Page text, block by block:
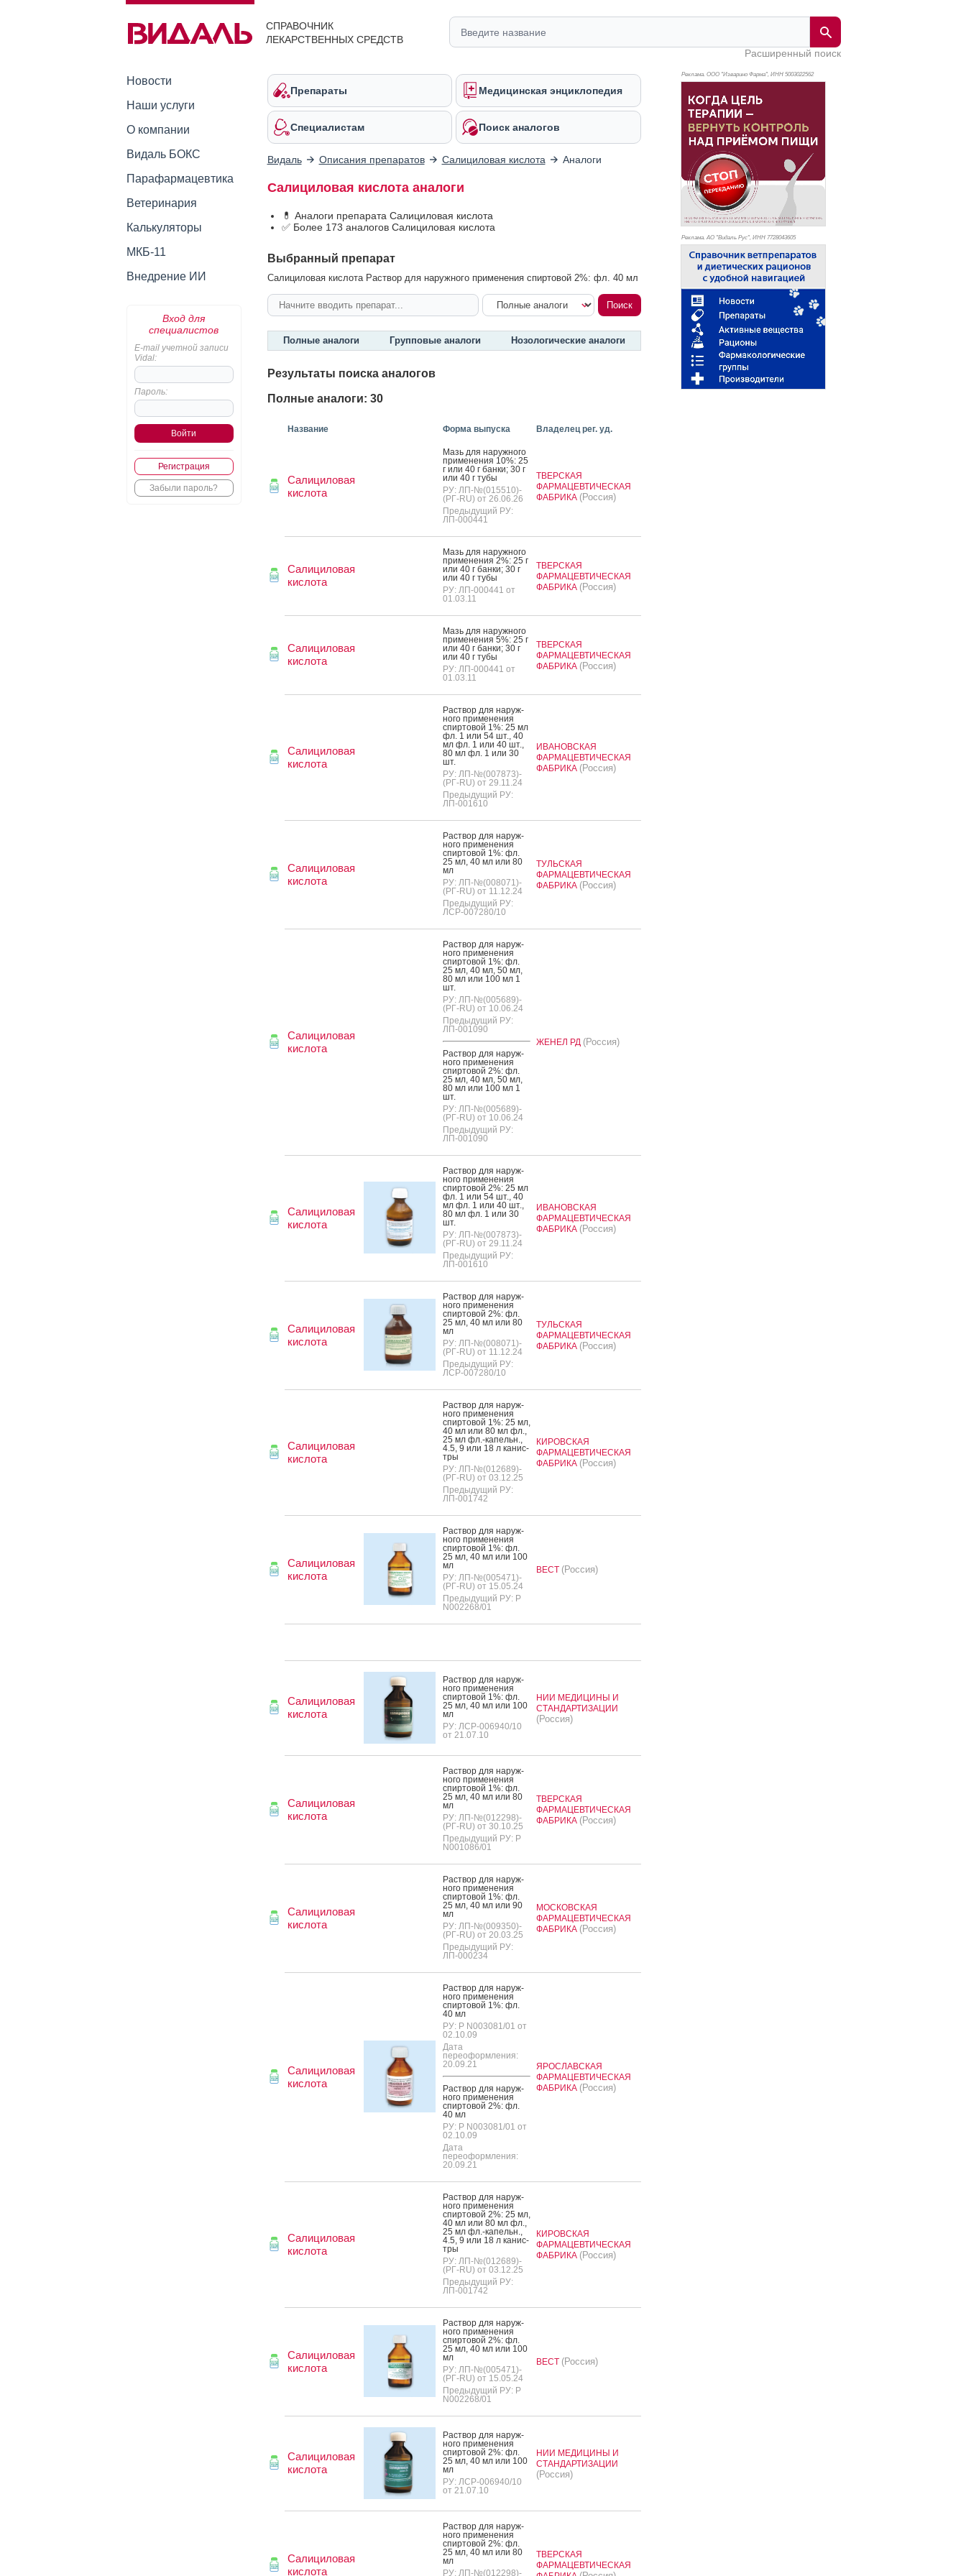
СПРАВОЧНИК
ЛЕКАРСТВЕННЫХ СРЕДСТВ
Расширенный поиск
Новости
Наши услуги
О компании
Видаль БОКС
Парафармацевтика
Ветеринария
Калькуляторы
МКБ-11
Внедрение ИИ
Вход для
специалистов
E-mail учетной записи
Vidal:
Пароль:
Регистрация
Забыли пароль?
Препараты Медицинская энциклопедия
Специалистам Поиск аналогов
Видаль Описания препаратов Салициловая кислота Аналоги
Салициловая кислота аналоги
💊 Аналоги препарата Салициловая кислота
✅ Более 173 аналогов Салициловая кислота
Выбранный препарат
Салициловая кислота Раствор для наружного применения спиртовой 2%: фл. 40 мл
Полные аналоги Групповые аналоги Нозологические аналоги
Результаты поиска аналогов
Полные аналоги: 30
Название Форма выпуска Владелец рег. уд.
Салициловая
кислота
Мазь для на­руж­но­го
при­мене­ния 10%: 25
г или 40 г бан­ки; 30 г
или 40 г ту­бы
РУ: ЛП-№(015510)-
(РГ-RU) от 26.06.26
Предыдущий РУ:
ЛП-000441
ТВЕРСКАЯ
ФАРМАЦЕВТИЧЕСКАЯ
ФАБРИКА (Россия)
Салициловая
кислота
Мазь для на­руж­но­го
при­мене­ния 2%: 25 г
или 40 г бан­ки; 30 г
или 40 г ту­бы
РУ: ЛП-000441 от
01.03.11
ТВЕРСКАЯ
ФАРМАЦЕВТИЧЕСКАЯ
ФАБРИКА (Россия)
Салициловая
кислота
Мазь для на­руж­но­го
при­мене­ния 5%: 25 г
или 40 г бан­ки; 30 г
или 40 г ту­бы
РУ: ЛП-000441 от
01.03.11
ТВЕРСКАЯ
ФАРМАЦЕВТИЧЕСКАЯ
ФАБРИКА (Россия)
Салициловая
кислота
Рас­твор для на­руж­
но­го при­мене­ния
спир­то­вой 1%: 25 мл
фл. 1 или 54 шт., 40
мл фл. 1 или 40 шт.,
80 мл фл. 1 или 30
шт.
РУ: ЛП-№(007873)-
(РГ-RU) от 29.11.24
Предыдущий РУ:
ЛП-001610
ИВАНОВСКАЯ
ФАРМАЦЕВТИЧЕСКАЯ
ФАБРИКА (Россия)
Салициловая
кислота
Рас­твор для на­руж­
но­го при­мене­ния
спир­то­вой 1%: фл.
25 мл, 40 мл или 80
мл
РУ: ЛП-№(008071)-
(РГ-RU) от 11.12.24
Предыдущий РУ:
ЛСР-007280/10
ТУЛЬСКАЯ
ФАРМАЦЕВТИЧЕСКАЯ
ФАБРИКА (Россия)
Салициловая
кислота
Рас­твор для на­руж­
но­го при­мене­ния
спир­то­вой 1%: фл.
25 мл, 40 мл, 50 мл,
80 мл или 100 мл 1
шт.
РУ: ЛП-№(005689)-
(РГ-RU) от 10.06.24
Предыдущий РУ:
ЛП-001090
Рас­твор для на­руж­
но­го при­мене­ния
спир­то­вой 2%: фл.
25 мл, 40 мл, 50 мл,
80 мл или 100 мл 1
шт.
РУ: ЛП-№(005689)-
(РГ-RU) от 10.06.24
Предыдущий РУ:
ЛП-001090
ЖЕНЕЛ РД (Россия)
Салициловая
кислота
Рас­твор для на­руж­
но­го при­мене­ния
спир­то­вой 2%: 25 мл
фл. 1 или 54 шт., 40
мл фл. 1 или 40 шт.,
80 мл фл. 1 или 30
шт.
РУ: ЛП-№(007873)-
(РГ-RU) от 29.11.24
Предыдущий РУ:
ЛП-001610
ИВАНОВСКАЯ
ФАРМАЦЕВТИЧЕСКАЯ
ФАБРИКА (Россия)
Салициловая
кислота
Рас­твор для на­руж­
но­го при­мене­ния
спир­то­вой 2%: фл.
25 мл, 40 мл или 80
мл
РУ: ЛП-№(008071)-
(РГ-RU) от 11.12.24
Предыдущий РУ:
ЛСР-007280/10
ТУЛЬСКАЯ
ФАРМАЦЕВТИЧЕСКАЯ
ФАБРИКА (Россия)
Салициловая
кислота
Рас­твор для на­руж­
но­го при­мене­ния
спир­то­вой 1%: 25 мл,
40 мл или 80 мл фл.,
25 мл фл.-ка­пельн.,
4.5, 9 или 18 л ка­нис­
тры
РУ: ЛП-№(012689)-
(РГ-RU) от 03.12.25
Предыдущий РУ:
ЛП-001742
КИРОВСКАЯ
ФАРМАЦЕВТИЧЕСКАЯ
ФАБРИКА (Россия)
Салициловая
кислота
Рас­твор для на­руж­
но­го при­мене­ния
спир­то­вой 1%: фл.
25 мл, 40 мл или 100
мл
РУ: ЛП-№(005471)-
(РГ-RU) от 15.05.24
Предыдущий РУ: Р
N002268/01
ВЕСТ (Россия)
Салициловая
кислота
Рас­твор для на­руж­
но­го при­мене­ния
спир­то­вой 1%: фл.
25 мл, 40 мл или 100
мл
РУ: ЛСР-006940/10
от 21.07.10
НИИ МЕДИЦИНЫ И
СТАНДАРТИЗАЦИИ
(Россия)
Салициловая
кислота
Рас­твор для на­руж­
но­го при­мене­ния
спир­то­вой 1%: фл.
25 мл, 40 мл или 80
мл
РУ: ЛП-№(012298)-
(РГ-RU) от 30.10.25
Предыдущий РУ: Р
N001086/01
ТВЕРСКАЯ
ФАРМАЦЕВТИЧЕСКАЯ
ФАБРИКА (Россия)
Салициловая
кислота
Рас­твор для на­руж­
но­го при­мене­ния
спир­то­вой 1%: фл.
25 мл, 40 мл или 90
мл
РУ: ЛП-№(009350)-
(РГ-RU) от 20.03.25
Предыдущий РУ:
ЛП-000234
МОСКОВСКАЯ
ФАРМАЦЕВТИЧЕСКАЯ
ФАБРИКА (Россия)
Салициловая
кислота
Рас­твор для на­руж­
но­го при­мене­ния
спир­то­вой 1%: фл.
40 мл
РУ: Р N003081/01 от
02.10.09
Дата
переоформления:
20.09.21
Рас­твор для на­руж­
но­го при­мене­ния
спир­то­вой 2%: фл.
40 мл
РУ: Р N003081/01 от
02.10.09
Дата
переоформления:
20.09.21
ЯРОСЛАВСКАЯ
ФАРМАЦЕВТИЧЕСКАЯ
ФАБРИКА (Россия)
Салициловая
кислота
Рас­твор для на­руж­
но­го при­мене­ния
спир­то­вой 2%: 25 мл,
40 мл или 80 мл фл.,
25 мл фл.-ка­пельн.,
4.5, 9 или 18 л ка­нис­
тры
РУ: ЛП-№(012689)-
(РГ-RU) от 03.12.25
Предыдущий РУ:
ЛП-001742
КИРОВСКАЯ
ФАРМАЦЕВТИЧЕСКАЯ
ФАБРИКА (Россия)
Салициловая
кислота
Рас­твор для на­руж­
но­го при­мене­ния
спир­то­вой 2%: фл.
25 мл, 40 мл или 100
мл
РУ: ЛП-№(005471)-
(РГ-RU) от 15.05.24
Предыдущий РУ: Р
N002268/01
ВЕСТ (Россия)
Салициловая
кислота
Рас­твор для на­руж­
но­го при­мене­ния
спир­то­вой 2%: фл.
25 мл, 40 мл или 100
мл
РУ: ЛСР-006940/10
от 21.07.10
НИИ МЕДИЦИНЫ И
СТАНДАРТИЗАЦИИ
(Россия)
Салициловая
кислота
Рас­твор для на­руж­
но­го при­мене­ния
спир­то­вой 2%: фл.
25 мл, 40 мл или 80
мл
РУ: ЛП-№(012298)-
ТВЕРСКАЯ
ФАРМАЦЕВТИЧЕСКАЯ
Реклама. ООО "Изварино Фарма", ИНН 5003022562
Реклама. АО "Видаль Рус", ИНН 7728043605